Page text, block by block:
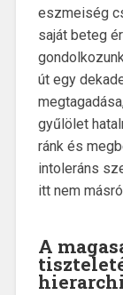
eszmeiség
saját beteg
út egy
gyűlölet
ránk és
intoleráns
itt nem
A